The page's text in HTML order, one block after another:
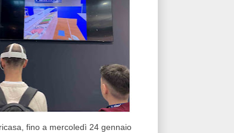
fino a mercoledì 24 gennaio